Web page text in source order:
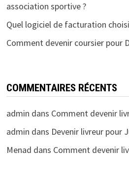
association sportive ?
Quel logiciel de facturation
Comment devenir coursier pour
COMMENTAIRES RÉCENTS
admin dans Comment devenir
admin dans Devenir livreur pour
Menad dans Comment devenir